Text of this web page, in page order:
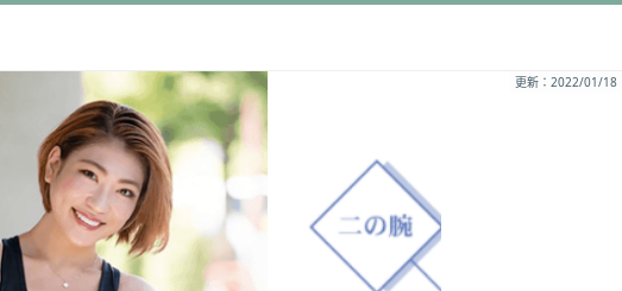
更新：2022/01/18